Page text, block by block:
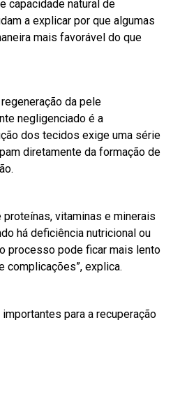
capacidade natural de
a explicar por que algumas
mais favorável do que
da pele
negligenciado é a
dos tecidos exige uma série
diretamente da formação de
proteínas, vitaminas e minerais
há deficiência nutricional ou
processo pode ficar mais lento
complicações”, explica.
para a recuperação